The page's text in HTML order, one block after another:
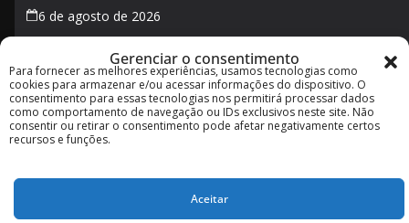
Gerenciar o consentimento
Para fornecer as melhores experiências, usamos tecnologias como
cookies para armazenar e/ou acessar informações do dispositivo. O
consentimento para essas tecnologias nos permitirá processar dados
como comportamento de navegação ou IDs exclusivos neste site. Não
consentir ou retirar o consentimento pode afetar negativamente certos
recursos e funções.
Aceitar
6 de agosto de 2026
Transporte público em Campina Grande no feriado de
5 de agosto: veja horários e o que muda
5 de agosto de 2026